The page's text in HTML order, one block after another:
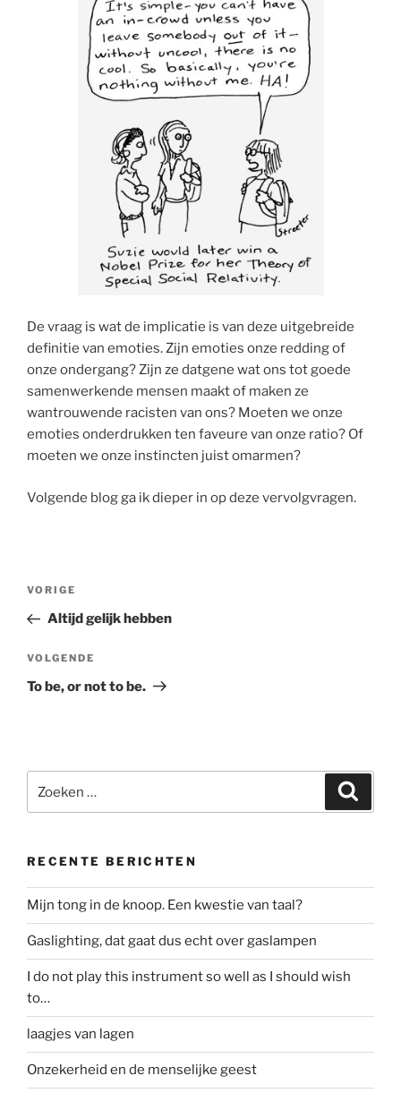
De vraag is wat de implicatie is van deze uitgebreide
definitie van emoties. Zijn emoties onze redding of
onze ondergang? Zijn ze datgene wat ons tot goede
samenwerkende mensen maakt of maken ze
wantrouwende racisten van ons? Moeten we onze
emoties onderdrukken ten faveure van onze ratio? Of
moeten we onze instincten juist omarmen?
Volgende blog ga ik dieper in op deze vervolgvragen.
Bericht
Vorig
bericht
VORIGE
Altijd gelijk hebben
Volgend
bericht
VOLGENDE
To be, or not to be.
naar:
RECENTE BERICHTEN
Mijn tong in de knoop. Een kwestie van taal?
Gaslighting, dat gaat dus echt over gaslampen
I do not play this instrument so well as I should wish
to…
laagjes van lagen
Onzekerheid en de menselijke geest